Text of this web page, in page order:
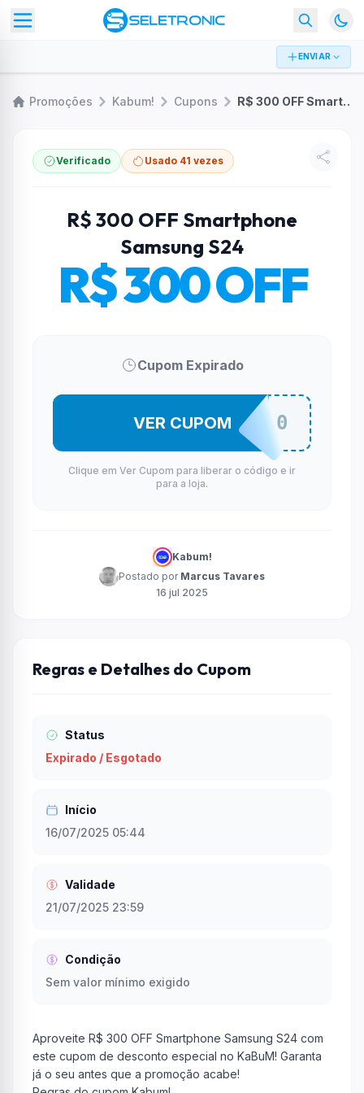
ENVIAR
Promoções Kabum! Cupons R$ 300 OFF Smartphone Samsung S24
Verificado Usado 41 vezes
R$ 300 OFF Smartphone
Samsung S24
R$ 300 OFF
Cupom Expirado
SSG300
VER CUPOM
Clique em Ver Cupom para liberar o código e ir
para a loja.
Kabum!
Postado por Marcus Tavares
16 jul 2025
Regras e Detalhes do Cupom
Status
Expirado / Esgotado
Início
16/07/2025 05:44
Validade
21/07/2025 23:59
Condição
Sem valor mínimo exigido
Aproveite R$ 300 OFF Smartphone Samsung S24 com
este cupom de desconto especial no KaBuM! Garanta
já o seu antes que a promoção acabe!